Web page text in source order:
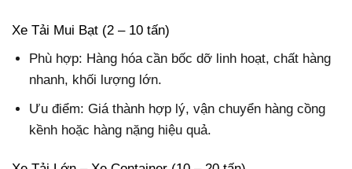
Xe Tải Mui Bạt (2 – 10 tấn)
Phù hợp: Hàng hóa cần bốc dỡ linh hoạt, chất hàng
nhanh, khối lượng lớn.
Ưu điểm: Giá thành hợp lý, vận chuyển hàng cồng
kềnh hoặc hàng nặng hiệu quả.